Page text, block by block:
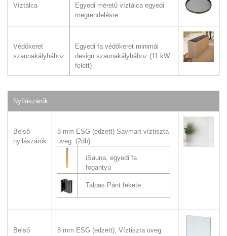
Víztálca
Egyedi méretű víztálca egyedi
megrendelésre
Védőkeret
szaunakályhához
Egyedi fa védőkeret minimál
design szaunakályhához (11 kW
felett)
Nyílászárók
Belső
nyilászárók
8 mm ESG (edzett) Savmart víztiszta
üveg (2db)
iSauna, egyedi fa
fogantyú
Talpas Pánt fekete
Belső
8 mm ESG (edzett), Víztiszta üveg